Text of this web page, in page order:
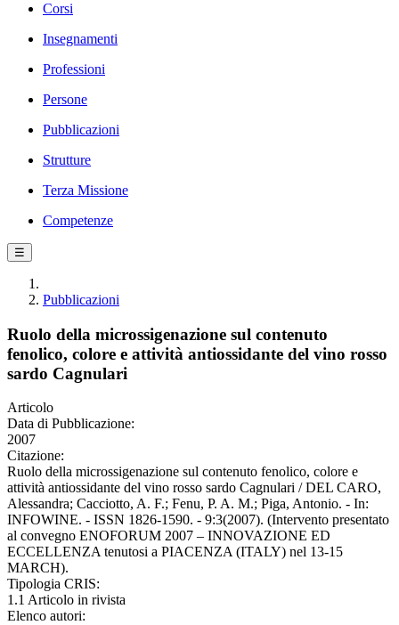
Corsi
Insegnamenti
Professioni
Persone
Pubblicazioni
Strutture
Terza Missione
Competenze
☰
Pubblicazioni
Ruolo della microssigenazione sul contenuto
fenolico, colore e attività antiossidante del vino rosso
sardo Cagnulari
Articolo
Data di Pubblicazione:
2007
Citazione:
Ruolo della microssigenazione sul contenuto fenolico, colore e
attività antiossidante del vino rosso sardo Cagnulari / DEL CARO,
Alessandra; Cacciotto, A. F.; Fenu, P. A. M.; Piga, Antonio. - In:
INFOWINE. - ISSN 1826-1590. - 9:3(2007). (Intervento presentato
al convegno ENOFORUM 2007 – INNOVAZIONE ED
ECCELLENZA tenutosi a PIACENZA (ITALY) nel 13-15
MARCH).
Tipologia CRIS:
1.1 Articolo in rivista
Elenco autori: